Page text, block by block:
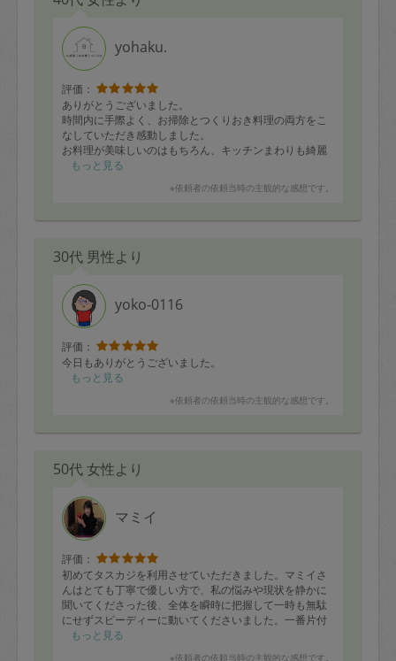
yohaku.
評価：
ありがとうございました。
時間内に手際よく、お掃除とつくりおき料理の両方をこ
なしていただき感動しました。
お料理が美味しいのはもちろん、キッチンまわりも綺麗
に片付けられていて嬉しかったです。また次回もお願い
もっと見る
※依頼者の依頼当時の主観的な感想です。
30代 男性より
yoko-0116
評価：
今日もありがとうございました。
もっと見る
※依頼者の依頼当時の主観的な感想です。
50代 女性より
マミイ
評価：
初めてタスカジを利用させていただきました。マミイさ
んはとても丁寧で優しい方で、私の悩みや現状を静かに
聞いてくださった後、全体を瞬時に把握して一時も無駄
にせずスピーディーに動いてくださいました。​一番片付
けたい場所やこちらの意図をしっかり汲み取ってくださ
もっと見る
※依頼者の依頼当時の主観的な感想です。